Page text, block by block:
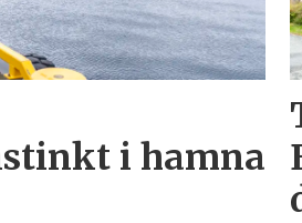
i hamna